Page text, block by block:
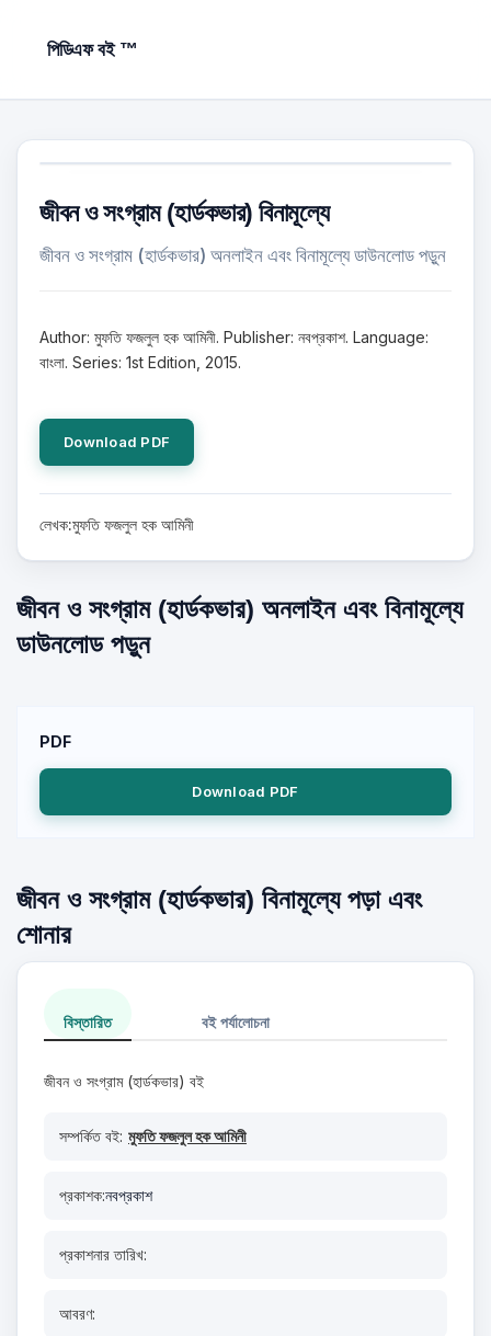
পিডিএফ বই ™
জীবন ও সংগ্রাম (হার্ডকভার) বিনামূল্যে
জীবন ও সংগ্রাম (হার্ডকভার) অনলাইন এবং বিনামূল্যে ডাউনলোড পড়ুন
Author: মুফতি ফজলুল হক আমিনী. Publisher: নবপ্রকাশ. Language:
বাংলা. Series: 1st Edition, 2015.
Download PDF
লেখক:মুফতি ফজলুল হক আমিনী
জীবন ও সংগ্রাম (হার্ডকভার) অনলাইন এবং বিনামূল্যে
ডাউনলোড পড়ুন
PDF
Download PDF
জীবন ও সংগ্রাম (হার্ডকভার) বিনামূল্যে পড়া এবং
শোনার
বিস্তারিত বই পর্যালোচনা
জীবন ও সংগ্রাম (হার্ডকভার) বই
সম্পর্কিত বই: মুফতি ফজলুল হক আমিনী
প্রকাশক:নবপ্রকাশ
প্রকাশনার তারিখ:
আবরণ: